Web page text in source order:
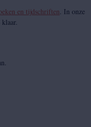
en tijdschriften. In onze